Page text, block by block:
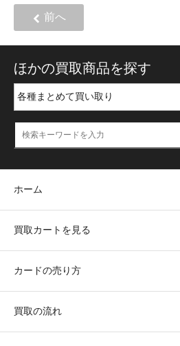
前へ
ほかの買取商品を探す
ホーム
買取カートを見る
カードの売り方
買取の流れ